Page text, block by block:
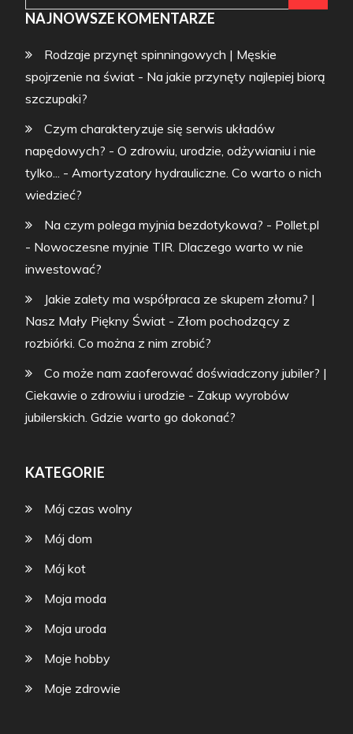
NAJNOWSZE KOMENTARZE
Rodzaje przynęt spinningowych | Męskie
spojrzenie na świat - Na jakie przynęty najlepiej biorą
szczupaki?
Czym charakteryzuje się serwis układów
napędowych? - O zdrowiu, urodzie, odżywianiu i nie
tylko... -Amortyzatory hydrauliczne. Co warto o nich
wiedzieć?
Na czym polega myjnia bezdotykowa? - Pollet.pl
- Nowoczesne myjnie TIR. Dlaczego warto w nie
inwestować?
Jakie zalety ma współpraca ze skupem złomu? |
Nasz Mały Piękny Świat - Złom pochodzący z
rozbiórki. Co można z nim zrobić?
Co może nam zaoferować doświadczony jubiler? |
Ciekawie o zdrowiu i urodzie - Zakup wyrobów
jubilerskich. Gdzie warto go dokonać?
KATEGORIE
Mój czas wolny
Mój dom
Mój kot
Moja moda
Moja uroda
Moje hobby
Moje zdrowie